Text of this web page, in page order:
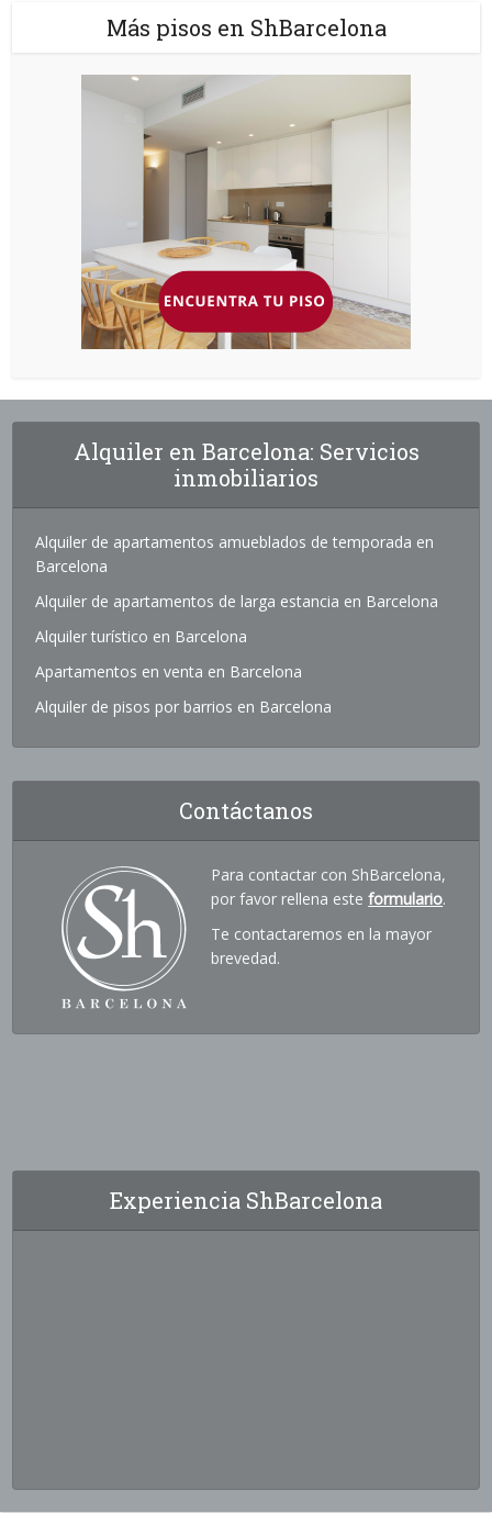
Más pisos en ShBarcelona
Alquiler en Barcelona: Servicios
inmobiliarios
Alquiler de apartamentos amueblados de temporada en
Barcelona
Alquiler de apartamentos de larga estancia en Barcelona
Alquiler turístico en Barcelona
Apartamentos en venta en Barcelona
Alquiler de pisos por barrios en Barcelona
Contáctanos
Para contactar con ShBarcelona,
por favor rellena esteformulario.
Te contactaremos en la mayor
brevedad.
Experiencia ShBarcelona